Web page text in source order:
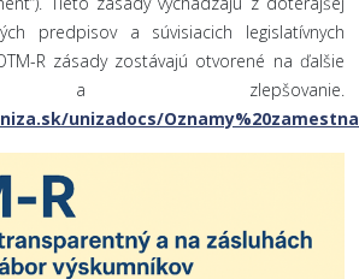
predpisov a súvisiacich legislatívnych
R zásady zostávajú otvorené na ďalšie
a zlepšovanie.
unizadocs/